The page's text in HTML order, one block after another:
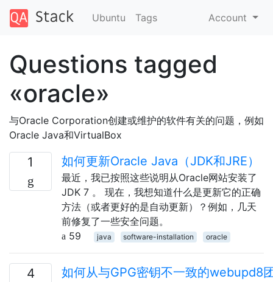
Ubuntu Tags Account
Questions tagged
«oracle»
与Oracle Corporation创建或维护的软件有关的问题，例如
Oracle Java和VirtualBox
1 如何更新Oracle Java（JDK和JRE）
最近，我已按照这些说明从Oracle网站安装了
JDK 7 。 现在，我想知道什么是更新它的正确
方法（或者更好的是自动更新）？例如，几天
前修复了一些安全问题。
59
java software-installation oracle
4
如何从与GPG密钥不一致的webupd8